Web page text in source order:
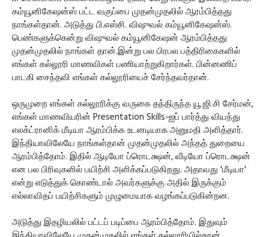
கம்யூனிகேஷன்ஸ் பட்ட வகுப்பை முதன்முதலில் ஆரம்பித்தது
நாங்கள்தான். அடுத்து பி.எஸ்சி. விஷுவல் கம்யூனிகேஷன்ஸ்.
பெண்களுக்கென்று விஷுவல் கம்யூனிகேஷன் ஆரம்பித்தது
முதன்முதலில் நாங்கள் தான்.இன்று பல பிரபல பத்திரிகைகளில்
எங்கள் கல்லூரி மாணவிகள் பணியாற்றுகிறார்கள். பின்னணிப்
பாடகி சைந்தவி எங்கள் கல்லூரியைச் சேர்ந்தவர்தான்.
ஒருமுறை எங்கள் கல்லூரிக்கு வருகை தந்திருந்த யூ.ஜி.சி சேர்மன்,
எங்கள் மாணவியரின் Presentation Skills-ஐப் பார்த்து வியந்து
எலக்ட்ரானிக் மீடியா ஆரம்பிக்க உடனடியாக அனுமதி அளித்தார்.
இந்தியாவிலேயே நாங்கள்தான் முதன்முதலில் அந்தத் துறையை
ஆரம்பித்தோம். இதில் ஆடியோ ப்ரொடக்ஷன், வீடியோ ப்ரொடக்ஷன்
என பல பிரிவுகளில் பயிற்சி அளிக்கப்படுகிறது. அதாவது 'மீடியா'
என்று எடுத்துக் கொண்டால் அவர்களுக்கு அதில் இருக்கும்
எல்லாவிதப் பயிற்சிகளும் முழுமையாக வழங்கப்படுகின்றன.
அடுத்து இதழியலில் பட்டப் படிப்பை ஆரம்பித்தோம். இதுவும்